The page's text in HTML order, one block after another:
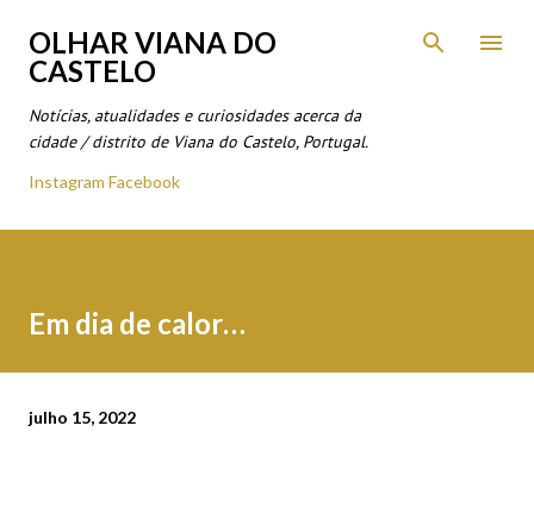
Avançar para o conteúdo principal
OLHAR VIANA DO
CASTELO
Notícias, atualidades e curiosidades acerca da
cidade / distrito de Viana do Castelo, Portugal.
Instagram Facebook
Em dia de calor…
julho 15, 2022